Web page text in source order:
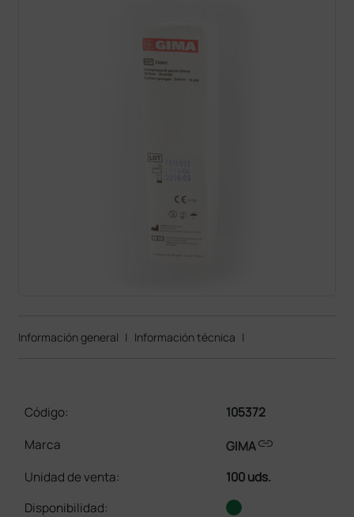
Información general | Información técnica |
Código:
105372
Marca
GIMAlink
Unidad de venta:
100 uds.
Disponibilidad: